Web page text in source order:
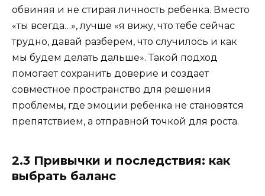
обвиняя и не стирая личность ребенка. Вместо
«ты всегда…», лучше «я вижу, что тебе сейчас
трудно, давай разберем, что случилось и как
мы будем делать дальше». Такой подход
помогает сохранить доверие и создает
совместное пространство для решения
проблемы, где эмоции ребенка не становятся
препятствием, а отправной точкой для роста.
2.3 Привычки и последствия: как
выбрать баланс